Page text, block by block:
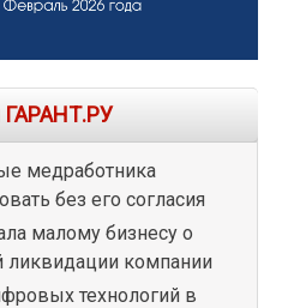
ГАРАНТ.РУ
медработника
без его согласия
малому бизнесу о
ликвидации компании
технологий в